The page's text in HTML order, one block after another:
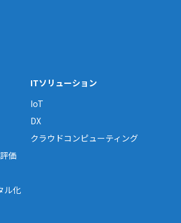
価
ル化
ITソリューション
IoT
DX
クラウドコンピューティング